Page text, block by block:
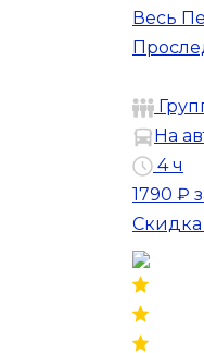
Весь
На
4 ч
1790 ₽
Скидка